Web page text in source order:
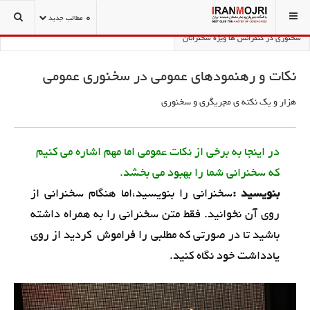
0 مطالب جدید شما اینجا هستید:
1001 نکته مجریگری و سخنوری
سخنوری در کنفرانس ها ويژه سخنرانان
نکات و رهنمودهای عمومی در سخنوری عمومی
هزار و یک نكته ي مجريگري و سخنوري
در اینجا به برخی از نکات عمومی اما مهم اشاره می کنیم
که سخنرانی شما را بهبود می بخشد.
بنویسید :سخنرانی را بنویسید،اما هنگام سخنرانی از
روی آن نخوانید. فقط متن سخنرانی را به همراه داشته
باشید تا در صورتی که مطلبی را فراموش کردید از روی
یادداشت خود نگاه کنید.